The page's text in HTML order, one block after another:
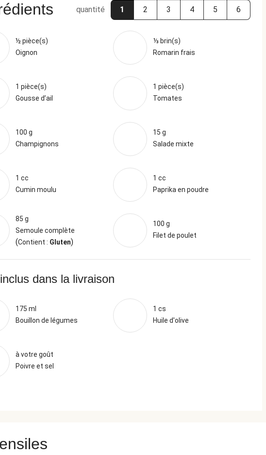
quantité 1 2 3 4 5 6
½ pièce(s)
Oignon
⅓ brin(s)
Romarin frais
1 pièce(s)
Gousse d’ail
1 pièce(s)
Tomates
100 g
Champignons
15 g
Salade mixte
1 cc
Cumin moulu
1 cc
Paprika en poudre
85 g
Semoule complète
(Contient : Gluten)
100 g
Filet de poulet
dans la livraison
175 ml
Bouillon de légumes
1 cs
Huile d'olive
à votre goût
Poivre et sel